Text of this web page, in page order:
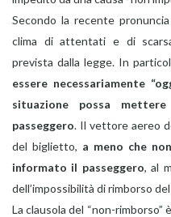
Secondo la recente
clima di attentati e di
prevista dalla legge. In
essere necessariamente
situazione possa
passeggero. Il vettore aereo
del biglietto, a meno che
informato il passeggero, al
dell’impossibilità di rimborso
La clausola del “non-rimborso”